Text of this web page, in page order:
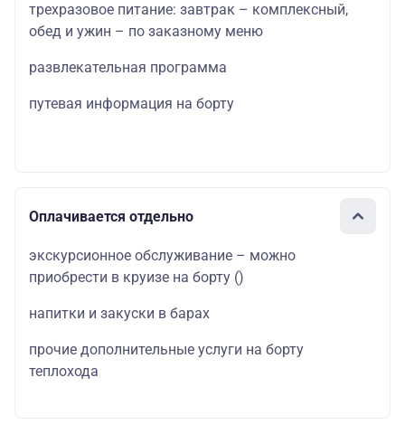
трехразовое питание: завтрак – комплексный,
обед и ужин – по заказному меню
развлекательная программа
путевая информация на борту
Оплачивается отдельно
экскурсионное обслуживание – можно
приобрести в круизе на борту ()
напитки и закуски в барах
прочие дополнительные услуги на борту
теплохода